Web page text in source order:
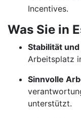
Incentives.
Was Sie in
Stabilität
Arbeitsplatz
Sinnvolle
unterstützt.